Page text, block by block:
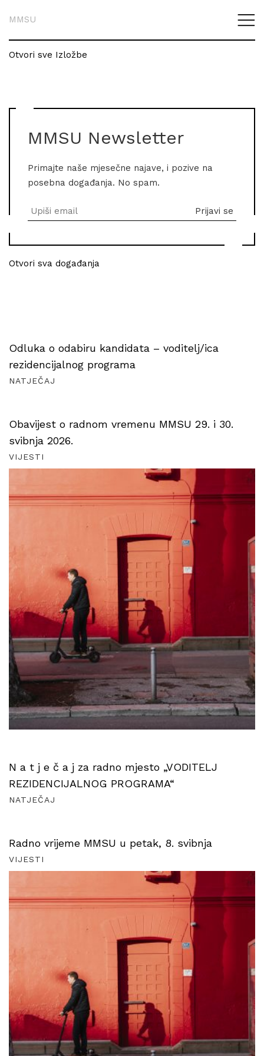
MMSU
Otvori sve Izložbe
MMSU Newsletter
Primajte naše mjesečne najave, i pozive na
posebna događanja. No spam.
Otvori sva događanja
Odluka o odabiru kandidata – voditelj/ica
rezidencijalnog programa
NATJEČAJ
Obavijest o radnom vremenu MMSU 29. i 30.
svibnja 2026.
VIJESTI
N a t j e č a j za radno mjesto „VODITELJ
REZIDENCIJALNOG PROGRAMA“
NATJEČAJ
Radno vrijeme MMSU u petak, 8. svibnja
VIJESTI